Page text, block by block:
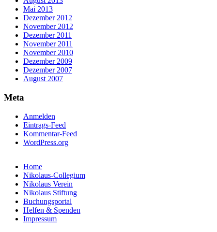
Mai 2013
Dezember 2012
November 2012
Dezember 2011
November 2011
November 2010
Dezember 2009
Dezember 2007
August 2007
Meta
Anmelden
Eintrags-Feed
Kommentar-Feed
WordPress.org
Home
Nikolaus-Collegium
Nikolaus Verein
Nikolaus Stiftung
Buchungsportal
Helfen & Spenden
Impressum